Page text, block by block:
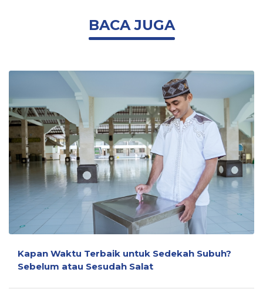
BACA JUGA
Kapan Waktu Terbaik untuk Sedekah Subuh?
Sebelum atau Sesudah Salat